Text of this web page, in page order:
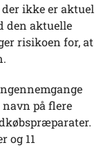
ikke er aktuel
den aktuelle
risikoen for, at
på flere
og 11